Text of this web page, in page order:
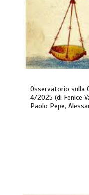
Osservatorio sulla
4/2025 (di Fenice
Paolo Pepe,